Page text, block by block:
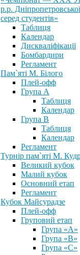
р.р.
серед студентів»
Таблиця
Календар
Дискваліфікації
Бомбардири
Регламент
Пам`яті М. Білого
Плей-офф
Група А
Таблиця
Календар
Група В
Таблиця
Календар
Регламент
Турнір пам`яті М.
Великий кубок
Малий кубок
Основний етап
Регламент
Кубок Майсурадзе
Плей-офф
Груповий етап
Група «А»
Група «B»
Група «C»